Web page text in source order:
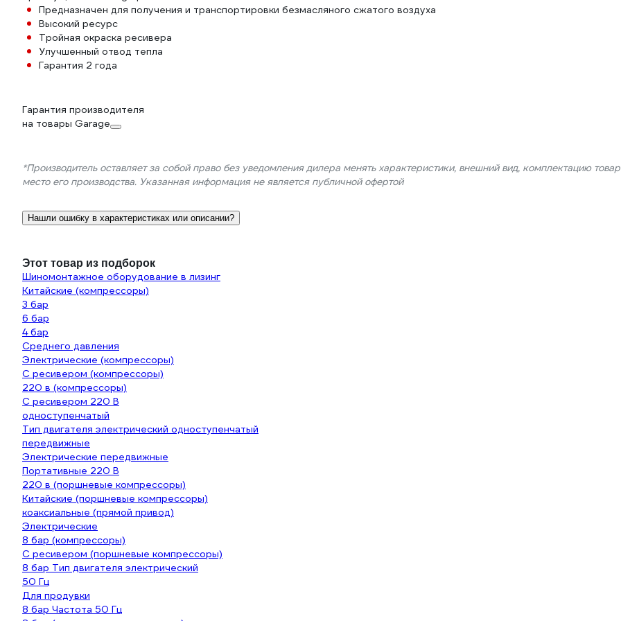
Предназначен для получения и транспортировки безмасляного сжатого воздуха
Высокий ресурс
Тройная окраска ресивера
Улучшенный отвод тепла
Гарантия 2 года
Гарантия производителя
на товары Garage
*Производитель оставляет за собой право без уведомления дилера менять характеристики, внешний вид, комплектацию
место его производства. Указанная информация не является публичной офертой
Нашли ошибку в характеристиках или описании?
Этот товар из подборок
Шиномонтажное оборудование в лизинг
Китайские (компрессоры)
3 бар
6 бар
4 бар
Среднего давления
Электрические (компрессоры)
С ресивером (компрессоры)
220 в (компрессоры)
С ресивером 220 В
одноступенчатый
Тип двигателя электрический одноступенчатый
передвижные
Электрические передвижные
Портативные 220 В
220 в (поршневые компрессоры)
Китайские (поршневые компрессоры)
коаксиальные (прямой привод)
Электрические
8 бар (компрессоры)
С ресивером (поршневые компрессоры)
8 бар Тип двигателя электрический
50 Гц
Для продувки
8 бар Частота 50 Гц